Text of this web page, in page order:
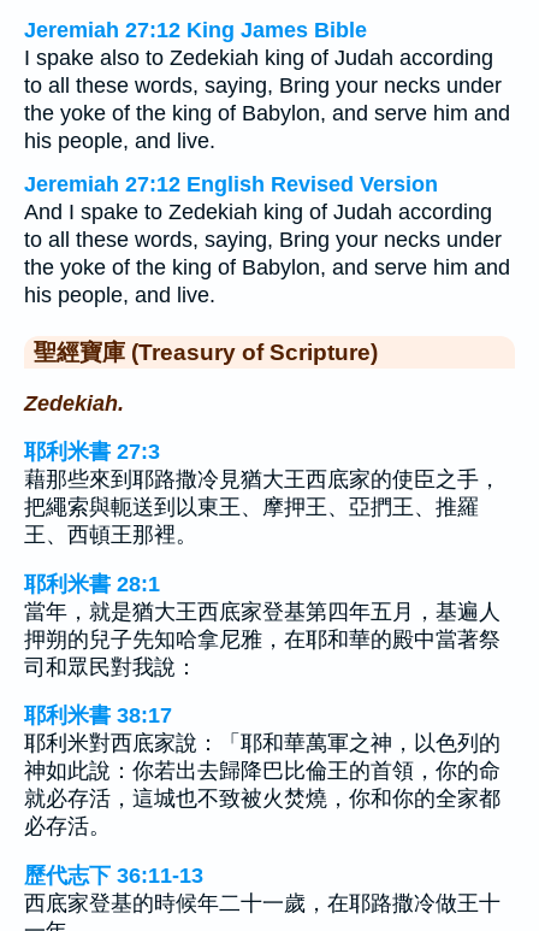
Jeremiah 27:12 King James Bible
I spake also to Zedekiah king of Judah according
to all these words, saying, Bring your necks under
the yoke of the king of Babylon, and serve him and
his people, and live.
Jeremiah 27:12 English Revised Version
And I spake to Zedekiah king of Judah according
to all these words, saying, Bring your necks under
the yoke of the king of Babylon, and serve him and
his people, and live.
聖經寶庫 (Treasury of Scripture)
Zedekiah.
耶利米書 27:3
藉那些來到耶路撒冷見猶大王西底家的使臣之手，
把繩索與軛送到以東王、摩押王、亞捫王、推羅
王、西頓王那裡。
耶利米書 28:1
當年，就是猶大王西底家登基第四年五月，基遍人
押朔的兒子先知哈拿尼雅，在耶和華的殿中當著祭
司和眾民對我說：
耶利米書 38:17
耶利米對西底家說：「耶和華萬軍之神，以色列的
神如此說：你若出去歸降巴比倫王的首領，你的命
就必存活，這城也不致被火焚燒，你和你的全家都
必存活。
歷代志下 36:11-13
西底家登基的時候年二十一歲，在耶路撒冷做王十